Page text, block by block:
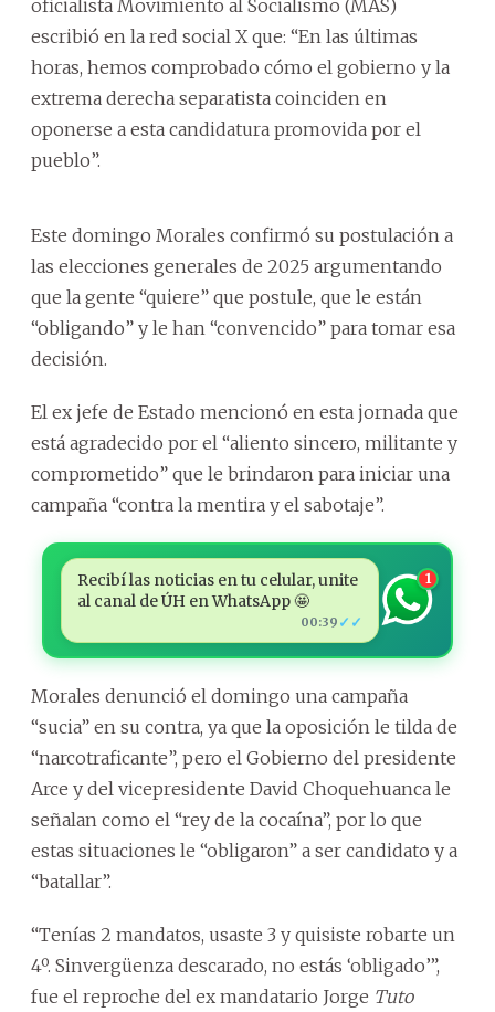
oficialista Movimiento al Socialismo (MAS)
escribió en la red social X que: “En las últimas
horas, hemos comprobado cómo el gobierno y la
extrema derecha separatista coinciden en
oponerse a esta candidatura promovida por el
pueblo”.
Este domingo Morales confirmó su postulación a
las elecciones generales de 2025 argumentando
que la gente “quiere” que postule, que le están
“obligando” y le han “convencido” para tomar esa
decisión.
El ex jefe de Estado mencionó en esta jornada que
está agradecido por el “aliento sincero, militante y
comprometido” que le brindaron para iniciar una
campaña “contra la mentira y el sabotaje”.
Recibí las noticias en tu celular, unite
al canal de ÚH en WhatsApp 🤩
00:39 ✓✓
1
Morales denunció el domingo una campaña
“sucia” en su contra, ya que la oposición le tilda de
“narcotraficante”, pero el Gobierno del presidente
Arce y del vicepresidente David Choquehuanca le
señalan como el “rey de la cocaína”, por lo que
estas situaciones le “obligaron” a ser candidato y a
“batallar”.
“Tenías 2 mandatos, usaste 3 y quisiste robarte un
4º. Sinvergüenza descarado, no estás ‘obligado’”,
fue el reproche del ex mandatario Jorge Tuto